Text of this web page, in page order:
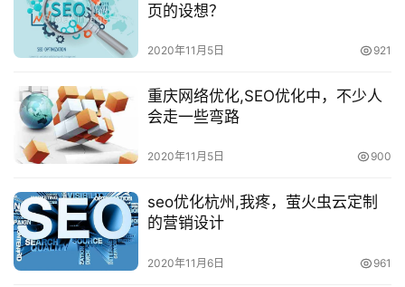
页的设想？
2020年11月5日 921
重庆网络优化,SEO优化中，不少人
会走一些弯路
2020年11月5日 900
seo优化杭州,我疼，萤火虫云定制
的营销设计
2020年11月6日 961